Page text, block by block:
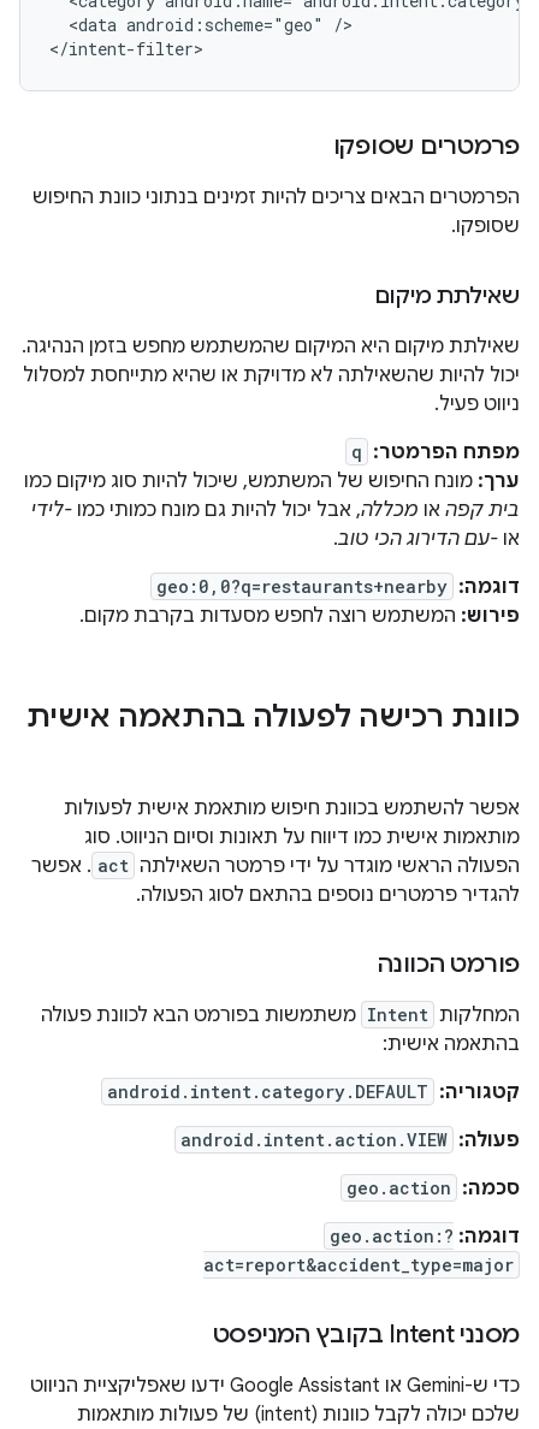
<data android:scheme="geo"
/>
פרמטרים שסופקו
הפרמטרים הבאים צריכים להיות זמינים בנתוני כוונת החיפוש
שסופקו.
שאילתת מיקום
שאילתת מיקום היא המיקום שהמשתמש מחפש בזמן הנהיגה.
יכול להיות שהשאילתה לא מדויקת או שהיא מתייחסת למסלול
ניווט פעיל.
מפתח הפרמטר: q
ערך: מונח החיפוש של המשתמש, שיכול להיות סוג מיקום כמו
בית קפה או מכללה, אבל יכול להיות גם מונח כמותי כמו -לידי
או -עם הדירוג הכי טוב.
דוגמה: geo:0,0?q=restaurants+nearby
פירוש: המשתמש רוצה לחפש מסעדות בקרבת מקום.
כוונת רכישה לפעולה בהתאמה אישית
אפשר להשתמש בכוונת חיפוש מותאמת אישית לפעולות
מותאמות אישית כמו דיווח על תאונות וסיום הניווט. סוג
הפעולה הראשי מוגדר על ידי פרמטר השאילתה act . אפשר
להגדיר פרמטרים נוספים בהתאם לסוג הפעולה.
פורמט הכוונה
המחלקות Intent משתמשות בפורמט הבא לכוונת פעולה
בהתאמה אישית:
קטגוריה: android.intent.category.DEFAULT
פעולה: android.intent.action.VIEW
סכמה: geo.action
דוגמה: geo.action:?
act=report&accident_type=major
מסנני Intent בקובץ המניפסט
כדי ש-Gemini או Google Assistant ידעו שאפליקציית הניווט
שלכם יכולה לקבל כוונות (intent) של פעולות מותאמות